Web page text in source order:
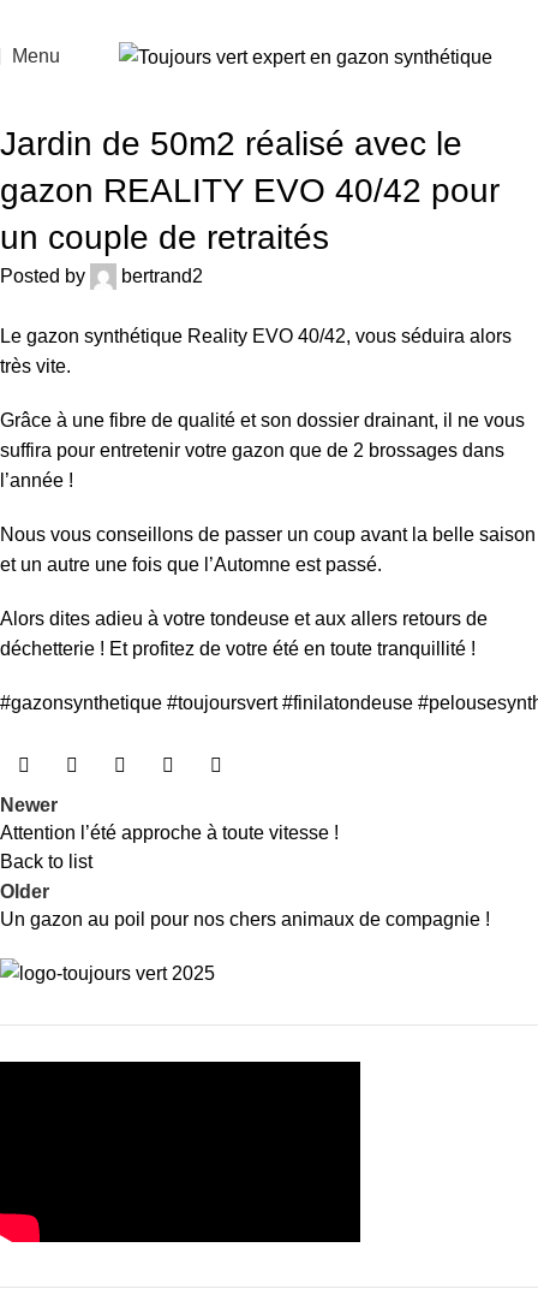
Menu
Jardin de 50m2 réalisé avec le
gazon REALITY EVO 40/42 pour
un couple de retraités
Posted by bertrand2
Le gazon synthétique Reality EVO 40/42, vous séduira alors
très vite.
Grâce à une fibre de qualité et son dossier drainant, il ne vous
suffira pour entretenir votre gazon que de 2 brossages dans
l’année !
Nous vous conseillons de passer un coup avant la belle saison
et un autre une fois que l’Automne est passé.
Alors dites adieu à votre tondeuse et aux allers retours de
déchetterie ! Et profitez de votre été en toute tranquillité !
#gazonsynthetique #toujoursvert #finilatondeuse
Newer
Attention l’été approche à toute vitesse !
Back to list
Older
Un gazon au poil pour nos chers animaux de compagnie !